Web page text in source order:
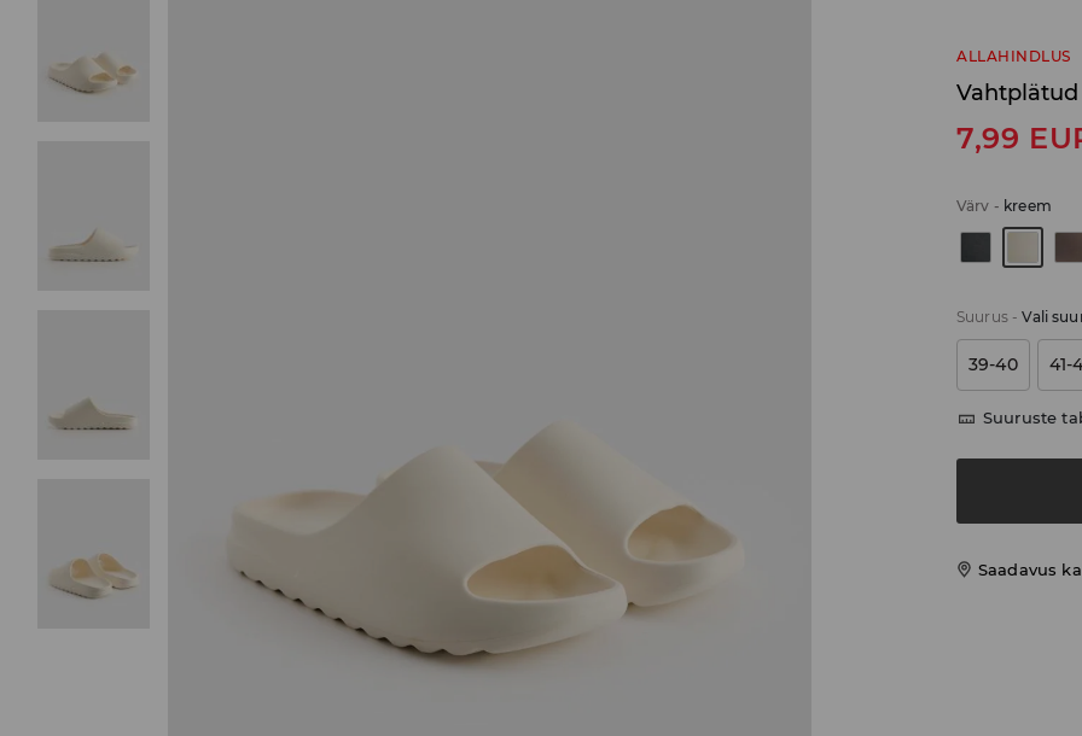
ALLAHINDLUS
Vahtplätud
7,99
Värv - kreem
Suurus-Vali
39-40 41-
Suuruste
Saadavus